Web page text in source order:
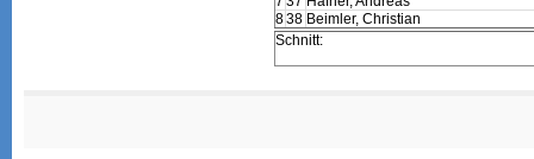
838 Beimler, Christian
Schnitt: